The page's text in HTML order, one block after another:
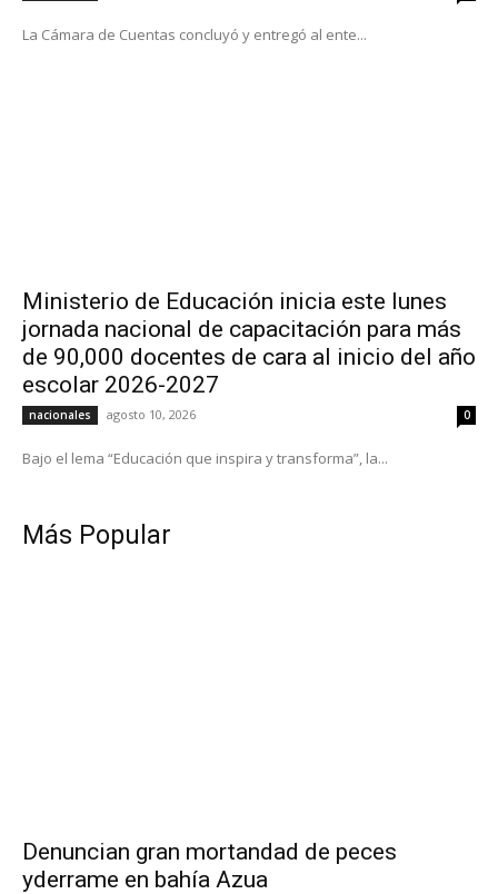
La Cámara de Cuentas concluyó y entregó al ente...
Ministerio de Educación inicia este lunes
jornada nacional de capacitación para más
de 90,000 docentes de cara al inicio del año
escolar 2026-2027
nacionales agosto 10, 2026 0
Bajo el lema “Educación que inspira y transforma”, la...
Más Popular
Denuncian gran mortandad de peces
yderrame en bahía Azua